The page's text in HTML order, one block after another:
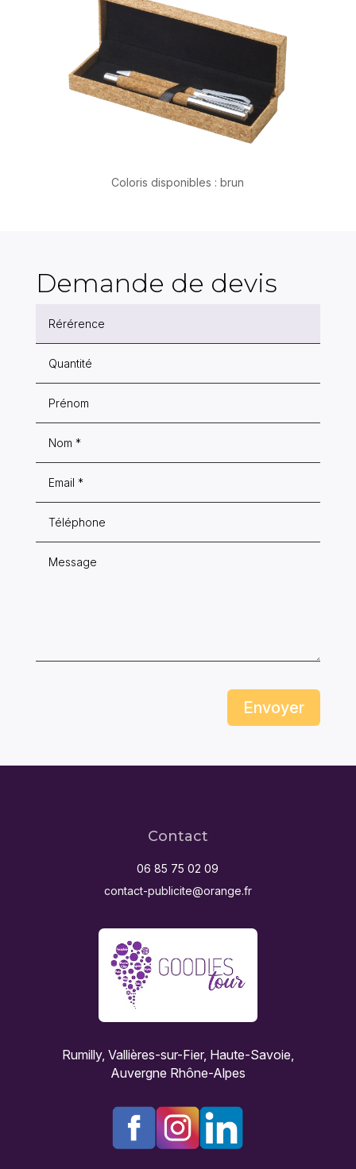
Coloris disponibles : brun
Demande de devis
Envoyer
Contact
06 85 75 02 09
contact-publicite@orange.fr
Rumilly, Vallières-sur-Fier, Haute-Savoie,
Auvergne Rhône-Alpes